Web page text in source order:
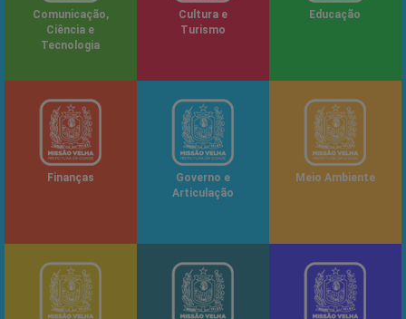
Comunicação,
Ciência e
Tecnologia
Cultura e
Turismo
Educação
Finanças
Governo e
Articulação
Meio Ambiente